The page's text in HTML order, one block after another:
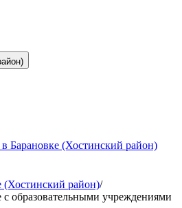
Барановке (Хостинский район)
(Хостинский район)/
с образовательными учреждениями